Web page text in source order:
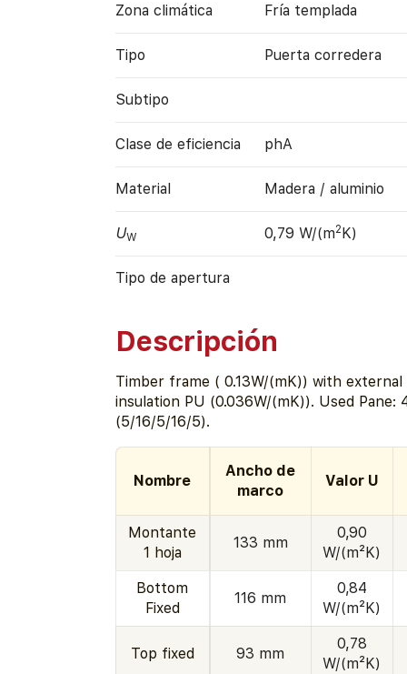
Zona climática Fría templada
Tipo Puerta corredera
Subtipo
Clase de eficiencia phA
Material Madera / aluminio
UW 0,79 W/(m2K)
Tipo de apertura
Descripción
Timber frame ( 0.13W/(mK)) with external
insulation PU (0.036W/(mK)). Used Pane:
(5/16/5/16/5).
Nombre
Ancho de
marco
Valor U
Montante
1 hoja
133 mm
0,90
W/(m²K)
Bottom
Fixed
116 mm
0,84
W/(m²K)
Top fixed 93 mm
0,78
W/(m²K)